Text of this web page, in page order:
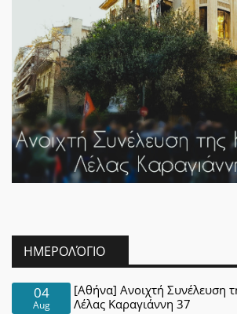
ΗΜΕΡΟΛΌΓΙΟ
04
Aug
[Αθήνα] Ανοιχτή Συνέλευση
Λέλας Καραγιάννη 37